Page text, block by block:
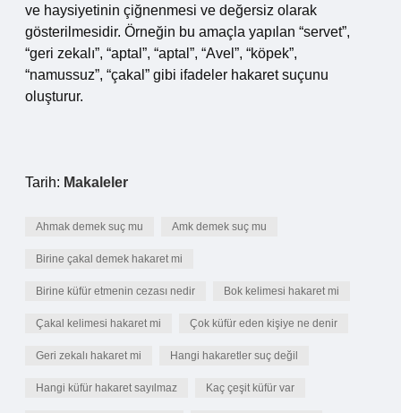
ve haysiyetinin çiğnenmesi ve değersiz olarak
gösterilmesidir. Örneğin bu amaçla yapılan “servet”,
“geri zekalı”, “aptal”, “aptal”, “Avel”, “köpek”,
“namussuz”, “çakal” gibi ifadeler hakaret suçunu
oluşturur.
Tarih: Makaleler
Ahmak demek suç mu Amk demek suç mu
Birine çakal demek hakaret mi
Birine küfür etmenin cezası nedir Bok kelimesi hakaret mi
Çakal kelimesi hakaret mi Çok küfür eden kişiye ne denir
Geri zekalı hakaret mi Hangi hakaretler suç değil
Hangi küfür hakaret sayılmaz Kaç çeşit küfür var